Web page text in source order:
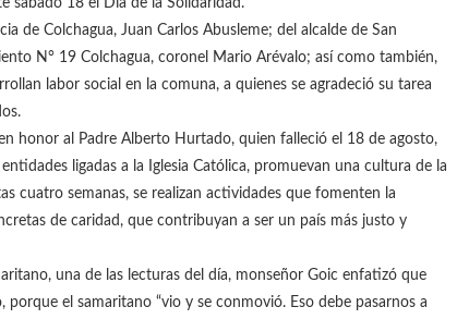
sábado 18 el Día de la Solidaridad.
de Colchagua, Juan Carlos Abusleme; del alcalde de San
N° 19 Colchagua, coronel Mario Arévalo; así como también,
labor social en la comuna, a quienes se agradeció su tarea
honor al Padre Alberto Hurtado, quien falleció el 18 de agosto,
ligadas a la Iglesia Católica, promuevan una cultura de la
cuatro semanas, se realizan actividades que fomenten la
de caridad, que contribuyan a ser un país más justo y
una de las lecturas del día, monseñor Goic enfatizó que
el samaritano “vio y se conmovió. Eso debe pasarnos a